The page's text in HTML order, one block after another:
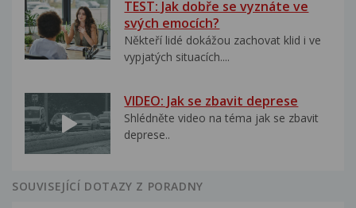
TEST: Jak dobře se vyznáte ve
svých emocích?
Někteří lidé dokážou zachovat klid i ve
vypjatých situacích....
VIDEO: Jak se zbavit deprese
Shlédněte video na téma jak se zbavit
deprese..
SOUVISEJÍCÍ DOTAZY Z PORADNY